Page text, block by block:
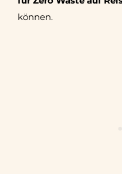
können.